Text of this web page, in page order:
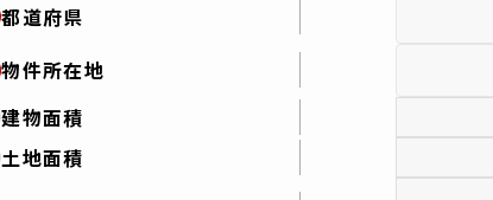
都道府県
物件所在地
建物面積
土地面積